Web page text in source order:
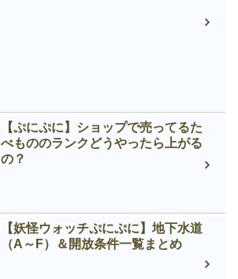
【ぷにぷに】ショップで売ってるた
べもののランクどうやったら上がる
の？
【妖怪ウォッチぷにぷに】地下水道
（A～F）＆開放条件一覧まとめ